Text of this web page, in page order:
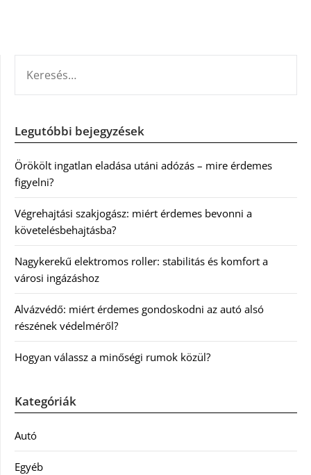
Legutóbbi bejegyzések
Örökölt ingatlan eladása utáni adózás – mire érdemes
figyelni?
Végrehajtási szakjogász: miért érdemes bevonni a
követelésbehajtásba?
Nagykerekű elektromos roller: stabilitás és komfort a
városi ingázáshoz
Alvázvédő: miért érdemes gondoskodni az autó alsó
részének védelméről?
Hogyan válassz a minőségi rumok közül?
Kategóriák
Autó
Egyéb